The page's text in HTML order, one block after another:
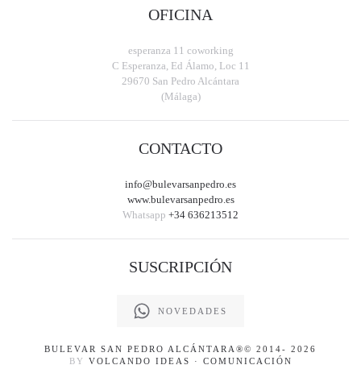
OFICINA
esperanza 11 coworking
C Esperanza, Ed Álamo, Loc 11
29670 San Pedro Alcántara
(Málaga)
CONTACTO
info@bulevarsanpedro.es
www.bulevarsanpedro.es
Whatsapp +34 636213512
SUSCRIPCIÓN
NOVEDADES
BULEVAR SAN PEDRO ALCÁNTARA ®© 2014- 2026
BY VOLCANDO IDEAS · COMUNICACIÓN